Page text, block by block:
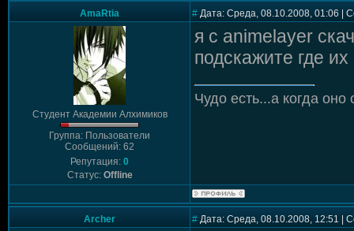
AmaRtia # Дата: Среда, 08.10.2008, 01:06 |
Студент Академии Алхимиков
Группа: Пользователи
Сообщений: 62
Репутация: 0
Статус: Offline
я с animelayer
подскажите где их
Чудо есть...а когда оно
Archer # Дата: Среда, 08.10.2008, 12:51 |